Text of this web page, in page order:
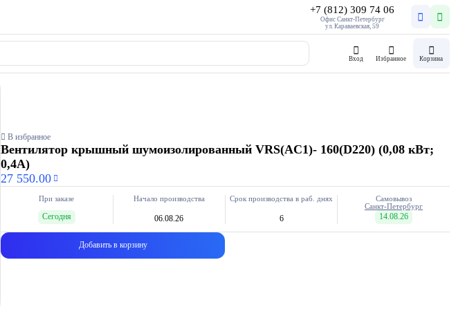
+7 (812) 309 74 06
Офис Санкт-Петербург
ул. Караваевская, 59
Вход Избранное Корзина
В избранное
Вентилятор крышный шумоизолированный VRS(AC1)- 160(D220) (0,08 кВт;
0,4А)
27 550.00
При заказе
Сегодня
Начало производства
06.08.26
Срок производства в раб. днях
6
Самовывоз
Санкт-Петербург
14.08.26
Добавить в корзину